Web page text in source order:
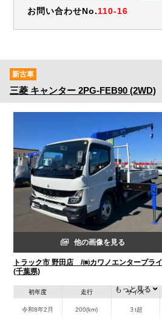
お問い合わせNo.110-16
新古車
三菱 キャンター 2PG-FEB90 (2WD)
他の画像を見る
トラック市 野田店 /㈱カワノエンタープラ
(千葉県)
初年度
令和8年2月
走行
200(km)
サイズ
３t超
もっと見る